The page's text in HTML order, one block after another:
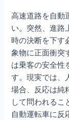
高速道路を自動
い。突然、進路
時の決断を下す
象物に正面衝突
は乗客の安全性
す。現実では、
場合、反応は純
して問われるこ
自動運転車に反